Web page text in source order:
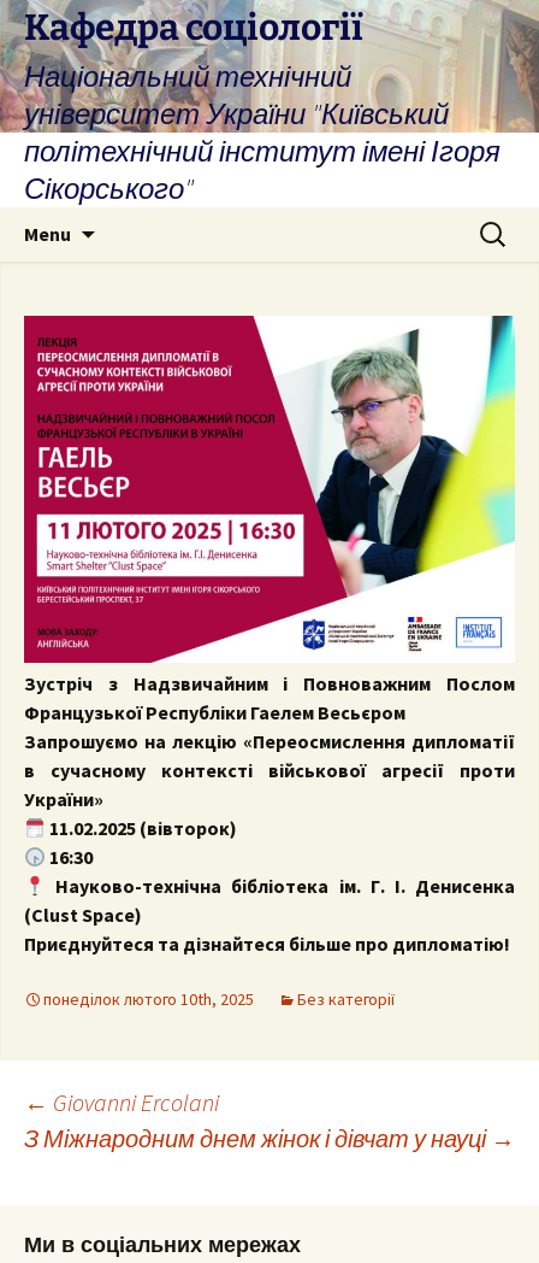
Skip
to
content
Кафедра соціології
Національний технічний
університет України "Київський
політехнічний інститут імені Ігоря
Сікорського"
Menu
Search
for:
Зустріч з Надзвичайним і Повноважним Послом
Французької Республіки Гаелем Весьєром
Запрошуємо на лекцію «Переосмислення дипломатії
в сучасному контексті військової агресії проти
України»
11.02.2025 (вівторок)
16:30
Науково-технічна бібліотека ім. Г. І. Денисенка
(Clust Space)
Приєднуйтеся та дізнайтеся більше про дипломатію!
понеділок лютого 10th, 2025 Без категорії
Post
← Giovanni Ercolani
З Міжнародним днем жінок і дівчат у науці →
Ми в соціальних мережах